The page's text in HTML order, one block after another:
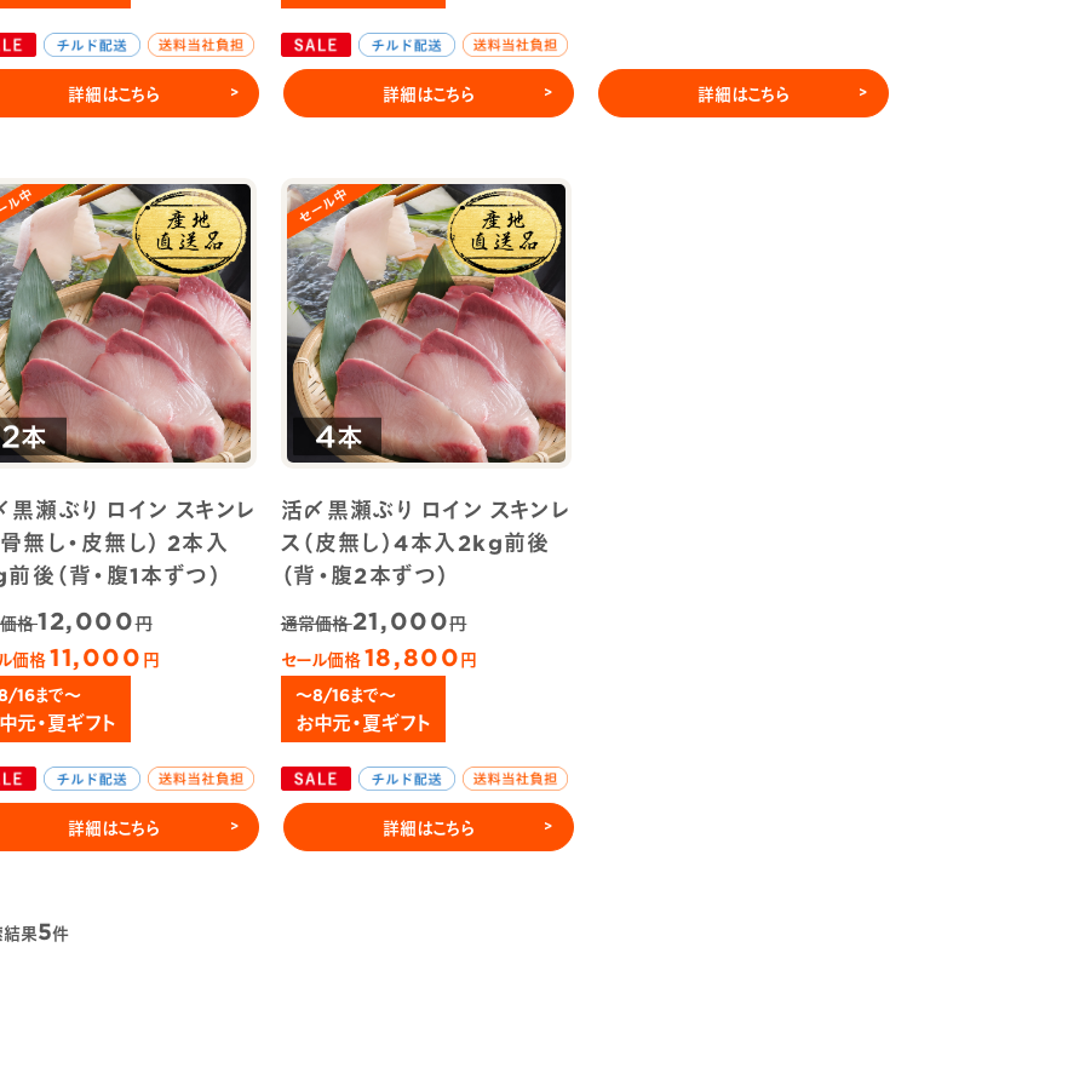
詳細はこちら 詳細はこちら 詳細はこちら
黒瀬ぶり ロイン スキンレ
骨無し・皮無し） 2本入
後（背・腹1本ずつ）
格12,000円
価格11,000 円
16まで～
元・夏ギフト
詳細はこちら
活〆黒瀬ぶり ロイン スキンレ
ス（皮無し）4本入2kg前後
（背・腹2本ずつ）
通常価格21,000円
セール価格18,800円
～8/16まで～
お中元・夏ギフト
詳細はこちら
果5件